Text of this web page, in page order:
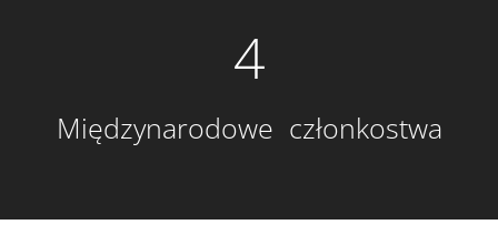
4
Międzynarodowe członkostwa